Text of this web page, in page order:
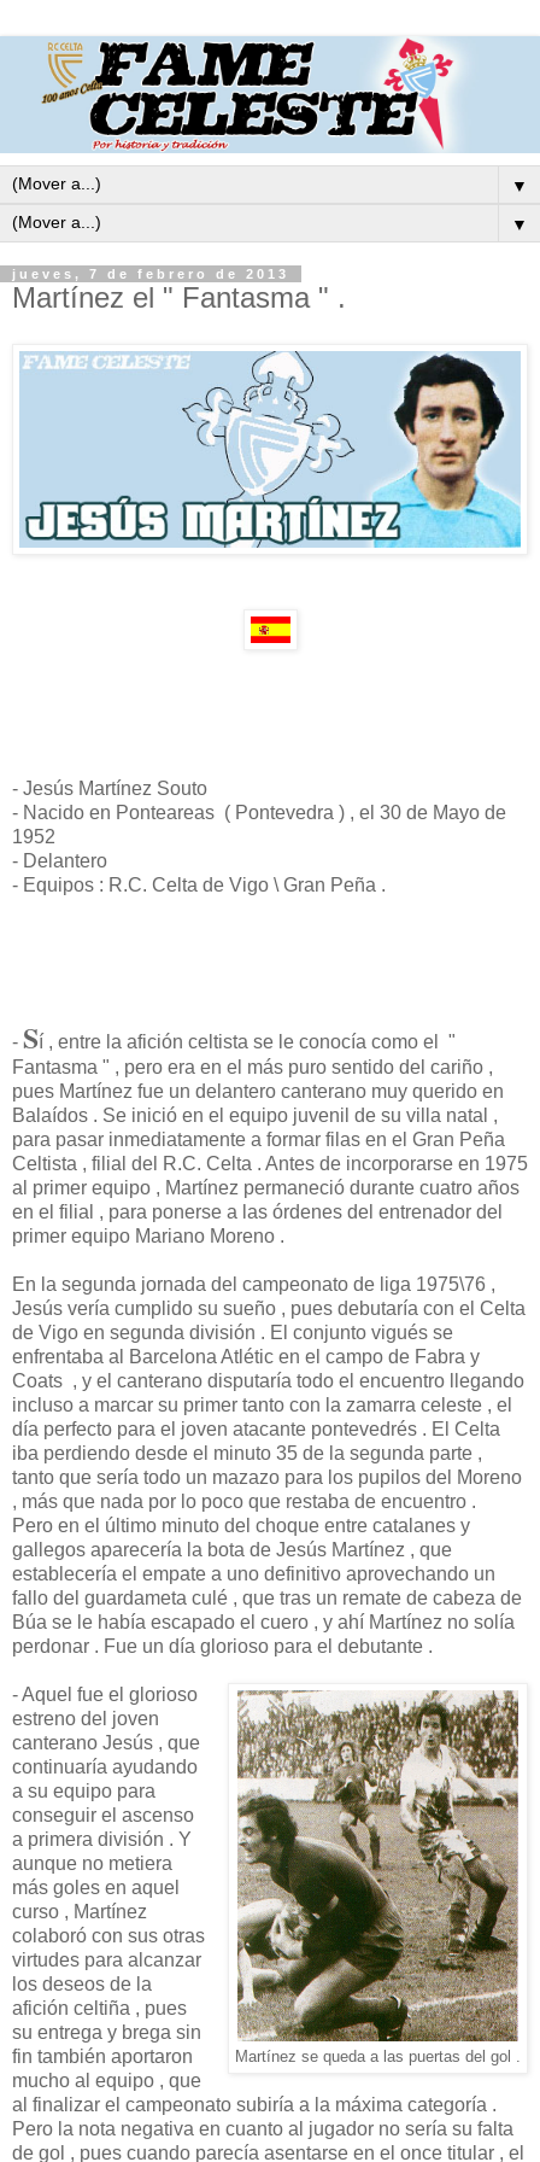
▼
▼
jueves, 7 de febrero de 2013
Martínez el " Fantasma " .
- Jesús Martínez Souto
- Nacido en Ponteareas ( Pontevedra ) , el 30 de Mayo de
1952
- Delantero
- Equipos : R.C. Celta de Vigo \ Gran Peña .
- Sí , entre la afición celtista se le conocía como el "
Fantasma " , pero era en el más puro sentido del cariño ,
pues Martínez fue un delantero canterano muy querido en
Balaídos . Se inició en el equipo juvenil de su villa natal ,
para pasar inmediatamente a formar filas en el Gran Peña
Celtista , filial del R.C. Celta . Antes de incorporarse en 1975
al primer equipo , Martínez permaneció durante cuatro años
en el filial , para ponerse a las órdenes del entrenador del
primer equipo Mariano Moreno .
En la segunda jornada del campeonato de liga 1975\76 ,
Jesús vería cumplido su sueño , pues debutaría con el Celta
de Vigo en segunda división . El conjunto vigués se
enfrentaba al Barcelona Atlétic en el campo de Fabra y
Coats , y el canterano disputaría todo el encuentro llegando
incluso a marcar su primer tanto con la zamarra celeste , el
día perfecto para el joven atacante pontevedrés . El Celta
iba perdiendo desde el minuto 35 de la segunda parte ,
tanto que sería todo un mazazo para los pupilos del Moreno
, más que nada por lo poco que restaba de encuentro .
Pero en el último minuto del choque entre catalanes y
gallegos aparecería la bota de Jesús Martínez , que
establecería el empate a uno definitivo aprovechando un
fallo del guardameta culé , que tras un remate de cabeza de
Búa se le había escapado el cuero , y ahí Martínez no solía
perdonar . Fue un día glorioso para el debutante .
Martínez se queda a las puertas del gol .
- Aquel fue el glorioso
estreno del joven
canterano Jesús , que
continuaría ayudando
a su equipo para
conseguir el ascenso
a primera división . Y
aunque no metiera
más goles en aquel
curso , Martínez
colaboró con sus otras
virtudes para alcanzar
los deseos de la
afición celtiña , pues
su entrega y brega sin
fin también aportaron
mucho al equipo , que
al finalizar el campeonato subiría a la máxima categoría .
Pero la nota negativa en cuanto al jugador no sería su falta
de gol , pues cuando parecía asentarse en el once titular , el